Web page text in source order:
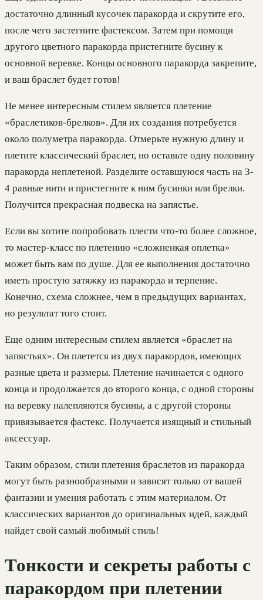
достаточно длинный кусочек паракорда и скрутите его,
после чего застегните фастексом. Затем при помощи
другого цветного паракорда пристегните бусину к
основной веревке. Концы основного паракорда закрепите,
и ваш браслет будет готов!
Не менее интересным стилем является плетение
«браслетиков-брелков». Для их создания потребуется
около полуметра паракорда. Отмерьте нужную длину и
плетите классический браслет, но оставьте одну половину
паракорда неплетеной. Разделите оставшуюся часть на 3-
4 равные нити и пристегните к ним бусинки или брелки.
Получится прекрасная подвеска на запястье.
Если вы хотите попробовать плести что-то более сложное,
то мастер-класс по плетению «сложненкая оплетка»
может быть вам по душе. Для ее выполнения достаточно
иметь простую затяжку из паракорда и терпение.
Конечно, схема сложнее, чем в предыдущих вариантах,
но результат того стоит.
Еще одним интересным стилем является «браслет на
запястьях». Он плетется из двух паракордов, имеющих
разные цвета и размеры. Плетение начинается с одного
конца и продолжается до второго конца, с одной стороны
на веревку налепляются бусины, а с другой стороны
привязывается фастекс. Получается изящный и стильный
аксессуар.
Таким образом, стили плетения браслетов из паракорда
могут быть разнообразными и зависят только от вашей
фантазии и умения работать с этим материалом. От
классических вариантов до оригинальных идей, каждый
найдет свой самый любимый стиль!
Тонкости и секреты работы с
паракордом при плетении